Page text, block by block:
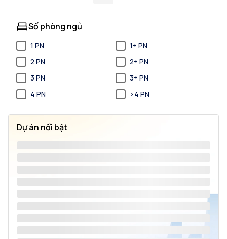
Số phòng ngủ
1 PN
1+ PN
2 PN
2+ PN
3 PN
3+ PN
4 PN
>4 PN
Dự án nổi bật